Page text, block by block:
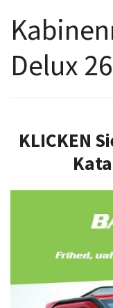
Delux
KLICKEN